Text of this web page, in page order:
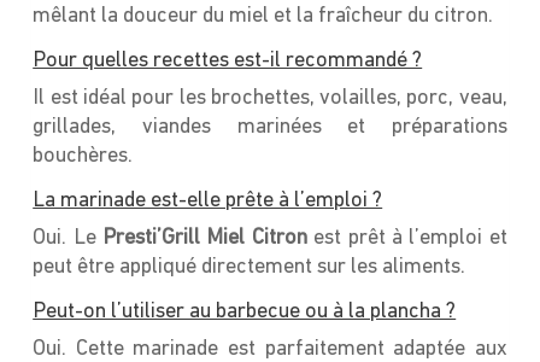
mêlant la douceur du miel et la fraîcheur du citron.
Pour quelles recettes est-il recommandé ?
Il est idéal pour les brochettes, volailles, porc, veau,
grillades, viandes marinées et préparations
bouchères.
La marinade est-elle prête à l’emploi ?
Oui. Le Presti’Grill Miel Citronest prêt à l’emploi et
peut être appliqué directement sur les aliments.
Peut-on l’utiliser au barbecue ou à la plancha ?
Oui. Cette marinade est parfaitement adaptée aux